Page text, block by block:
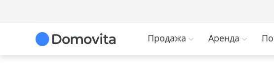
Продажа Аренда